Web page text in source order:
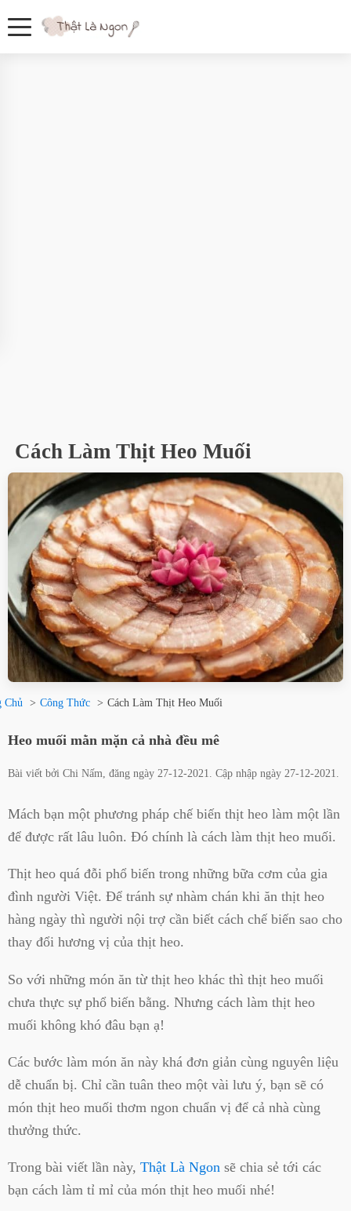
Cách Làm Thịt Heo Muối
Chủ Công Thức Cách Làm Thịt Heo Muối
Heo muối mằn mặn cả nhà đều mê
Bài viết bởi Chi Nấm , đăng ngày 27-12-2021 . Cập nhập ngày 27-12-2021
Mách bạn một phương pháp chế biến thịt heo làm một lần
để được rất lâu luôn. Đó chính là cách làm thịt heo muối.
Thịt heo quá đỗi phổ biến trong những bữa cơm của gia
đình người Việt. Để tránh sự nhàm chán khi ăn thịt heo
hàng ngày thì người nội trợ cần biết cách chế biến sao cho
thay đổi hương vị của thịt heo.
So với những món ăn từ thịt heo khác thì thịt heo muối
chưa thực sự phổ biến bằng. Nhưng cách làm thịt heo
muối không khó đâu bạn ạ!
Các bước làm món ăn này khá đơn giản cùng nguyên liệu
dễ chuẩn bị. Chỉ cần tuân theo một vài lưu ý, bạn sẽ có
món thịt heo muối thơm ngon chuẩn vị để cả nhà cùng
thưởng thức.
Trong bài viết lần này, Thật Là Ngon sẽ chia sẻ tới các
bạn cách làm tỉ mỉ của món thịt heo muối nhé!